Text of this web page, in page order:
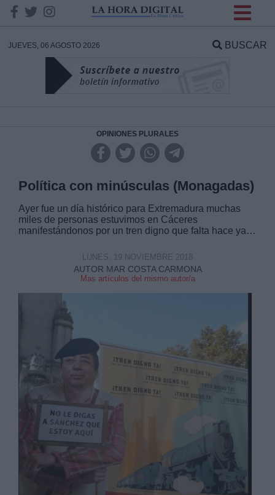
JUEVES, 06 AGOSTO 2026 BUSCAR
OPINIONES PLURALES
Política con minúsculas (Monagadas)
Ayer fue un día histórico para Extremadura muchas
miles de personas estuvimos en Cáceres
manifestándonos por un tren digno que falta hace ya…
AUTOR MAR COSTA CARMONA
Mas artículos del mismo autor/a
LUNES, 19 NOVIEMBRE 2018
DATOS
Responsable:
Legitimación:
Derechos:
link
Información adicional
link